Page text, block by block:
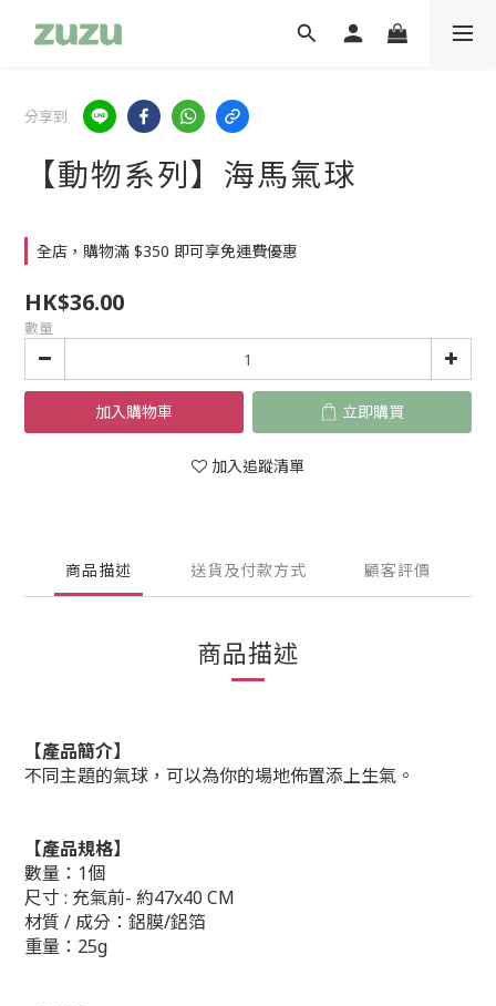
分享到
【動物系列】海馬氣球
全店，購物滿 $350 即可享免運費優惠
HK$36.00
數量
加入購物車 立即購買
加入追蹤清單
商品描述 送貨及付款方式 顧客評價
商品描述
【產品簡介】
不同主題的氣球，可以為你的場地佈置添上生氣。
【產品規格】
數量：1個
尺寸 : 充氣前- 約47x40 CM
材質 / 成分：鋁膜/鋁箔
重量：25g